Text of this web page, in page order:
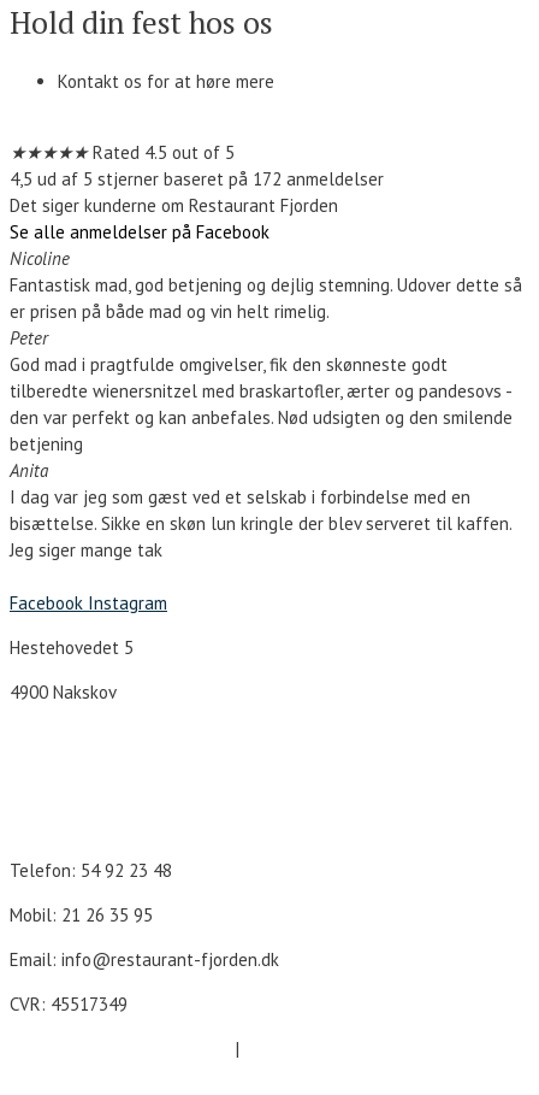
Hold din fest hos os
Kontakt os for at høre mere
★★★★★ Rated 4.5 out of 5
4,5 ud af 5 stjerner baseret på 172 anmeldelser
Det siger kunderne om Restaurant Fjorden
Se alle anmeldelser på Facebook
Nicoline
Fantastisk mad, god betjening og dejlig stemning. Udover dette så
er prisen på både mad og vin helt rimelig.
Peter
God mad i pragtfulde omgivelser, fik den skønneste godt
tilberedte wienersnitzel med braskartofler, ærter og pandesovs -
den var perfekt og kan anbefales. Nød udsigten og den smilende
betjening
Anita
I dag var jeg som gæst ved et selskab i forbindelse med en
bisættelse. Sikke en skøn lun kringle der blev serveret til kaffen.
Jeg siger mange tak
Facebook Instagram
Hestehovedet 5
4900 Nakskov
Telefon: 54 92 23 48
Mobil: 21 26 35 95
Email: info@restaurant-fjorden.dk
CVR: 45517349
|